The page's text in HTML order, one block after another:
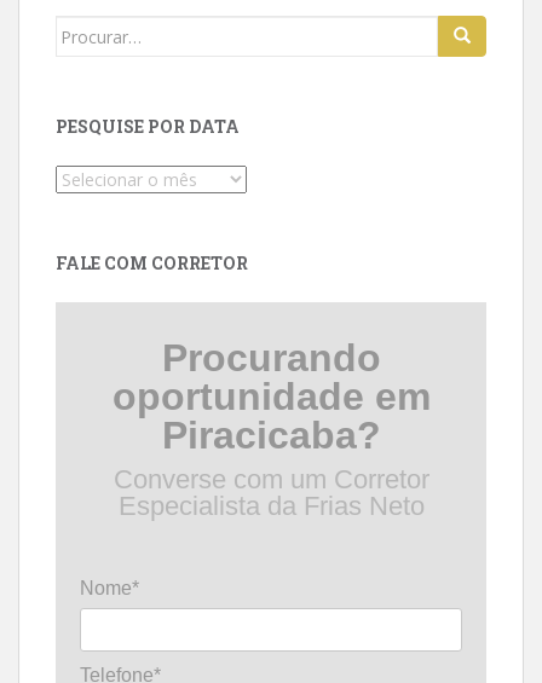
Search
PESQUISE POR DATA
Pesquise
FALE COM CORRETOR
Procurando
oportunidade em
Piracicaba?
Converse com um Corretor
Especialista da Frias Neto
Nome*
Telefone*